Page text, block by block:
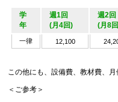
学
年
週1回
(月4回)
週2回
(月8
一律 12,100
この他にも、設備費、教材費、
＜ご参考＞